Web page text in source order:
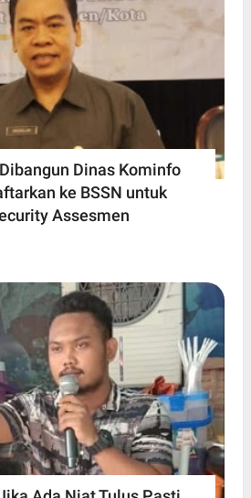
Dinas Kominfo
ke BSSN untuk
Assesmen